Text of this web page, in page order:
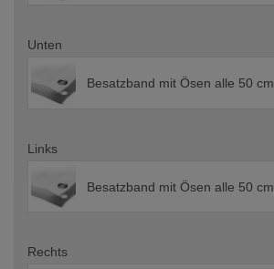
Unten
Besatzband mit Ösen alle 50 cm
Links
Besatzband mit Ösen alle 50 cm
Rechts